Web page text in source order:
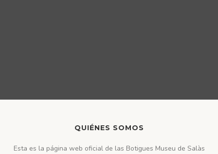
QUIÉNES SOMOS
Esta es la página web oficial de las Botigues Museu de Salàs